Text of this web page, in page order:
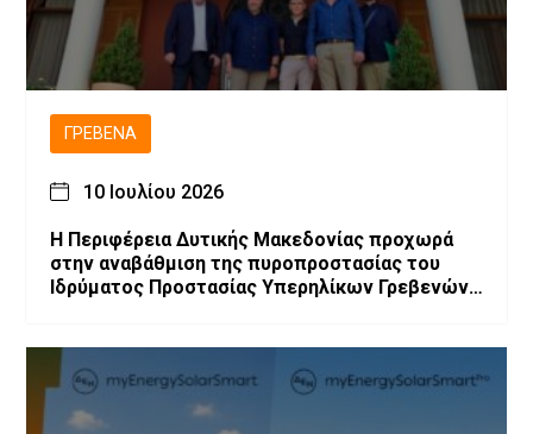
ΓΡΕΒΕΝΆ
10 Ιουλίου 2026
Η Περιφέρεια Δυτικής Μακεδονίας προχωρά
στην αναβάθμιση της πυροπροστασίας του
Ιδρύματος Προστασίας Υπερηλίκων Γρεβενών